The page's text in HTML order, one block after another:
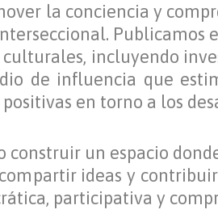
la conciencia y
Publicamos
incluyendo
de influencia que
en torno a los
construir un espacio
ideas y contribuir
participativa y